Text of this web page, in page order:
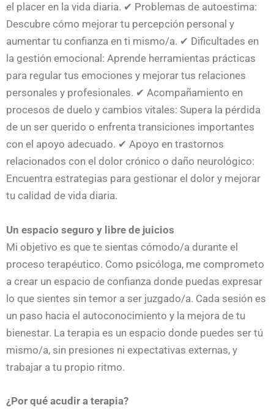
el placer en la vida diaria. ✔ Problemas de autoestima:
Descubre cómo mejorar tu percepción personal y
aumentar tu confianza en ti mismo/a. ✔ Dificultades en
la gestión emocional: Aprende herramientas prácticas
para regular tus emociones y mejorar tus relaciones
personales y profesionales. ✔ Acompañamiento en
procesos de duelo y cambios vitales: Supera la pérdida
de un ser querido o enfrenta transiciones importantes
con el apoyo adecuado. ✔ Apoyo en trastornos
relacionados con el dolor crónico o daño neurológico:
Encuentra estrategias para gestionar el dolor y mejorar
tu calidad de vida diaria.
Un espacio seguro y libre de juicios
Mi objetivo es que te sientas cómodo/a durante el
proceso terapéutico. Como psicóloga, me comprometo
a crear un espacio de confianza donde puedas expresar
lo que sientes sin temor a ser juzgado/a. Cada sesión es
un paso hacia el autoconocimiento y la mejora de tu
bienestar. La terapia es un espacio donde puedes ser tú
mismo/a, sin presiones ni expectativas externas, y
trabajar a tu propio ritmo.
¿Por qué acudir a terapia?